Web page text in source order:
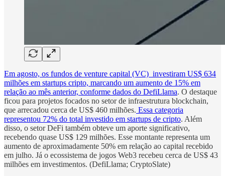
Em agosto, os fundos de venture capital (VC) investiram US$ 634
milhões em startups cripto, marcando um aumento de 15% em
relação ao mês anterior, conforme dados do DefiLlama. O destaque
ficou para projetos focados no setor de infraestrutura blockchain,
que arrecadou cerca de US$ 460 milhões. Essa categoria
representou 72% do total investido em startups de cripto. Além
disso, o setor DeFi também obteve um aporte significativo,
recebendo quase US$ 129 milhões. Esse montante representa um
aumento de aproximadamente 50% em relação ao capital recebido
em julho. Já o ecossistema de jogos Web3 recebeu cerca de US$ 43
milhões em investimentos. (DefiLlama; CryptoSlate)